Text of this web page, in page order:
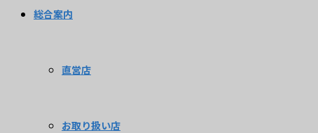
総合案内
直営店
お取り扱い店